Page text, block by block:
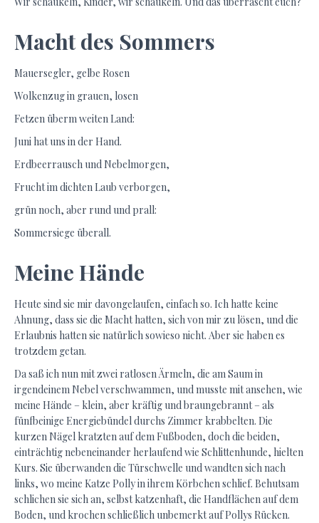
Macht des Sommers
Mauersegler, gelbe Rosen
Wolkenzug in grauen, losen
Fetzen überm weiten Land:
Juni hat uns in der Hand.
Erdbeerrausch und Nebelmorgen,
Frucht im dichten Laub verborgen,
grün noch, aber rund und prall:
Sommersiege überall.
Meine Hände
Heute sind sie mir davongelaufen, einfach so. Ich hatte keine
Ahnung, dass sie die Macht hatten, sich von mir zu lösen, und die
Erlaubnis hatten sie natürlich sowieso nicht. Aber sie haben es
trotzdem getan.
Da saß ich nun mit zwei ratlosen Ärmeln, die am Saum in
irgendeinem Nebel verschwammen, und musste mit ansehen, wie
meine Hände – klein, aber kräftig und braungebrannt – als
fünfbeinige Energiebündel durchs Zimmer krabbelten. Die
kurzen Nägel kratzten auf dem Fußboden, doch die beiden,
einträchtig nebeneinander herlaufend wie Schlittenhunde, hielten
Kurs. Sie überwanden die Türschwelle und wandten sich nach
links, wo meine Katze Polly in ihrem Körbchen schlief. Behutsam
schlichen sie sich an, selbst katzenhaft, die Handflächen auf dem
Boden, und krochen schließlich unbemerkt auf Pollys Rücken.